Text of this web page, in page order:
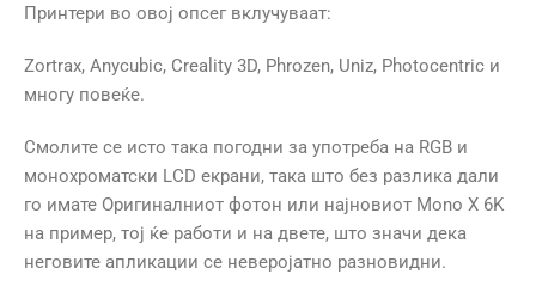
Принтери во овој опсег вклучуваат:
Zortrax, Anycubic, Creality 3D, Phrozen, Uniz, Photocentric и
многу повеќе.
Смолите се исто така погодни за употреба на RGB и
монохроматски LCD екрани, така што без разлика дали
го имате Оригиналниот фотон или најновиот Mono X 6K
на пример, тој ќе работи и на двете, што значи дека
неговите апликации се неверојатно разновидни.